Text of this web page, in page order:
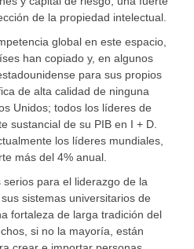
de la propiedad intelectual.
global en este espacio,
han copiado y, en algunos
para sus propios
de alta calidad de ninguna
Unidos; todos los líderes de
sustancial de su PIB en I + D.
los líderes mundiales,
más del 4% anual.
para el liderazgo de la
sistemas universitarios de
fortaleza de larga tradición del
si no la mayoría, están